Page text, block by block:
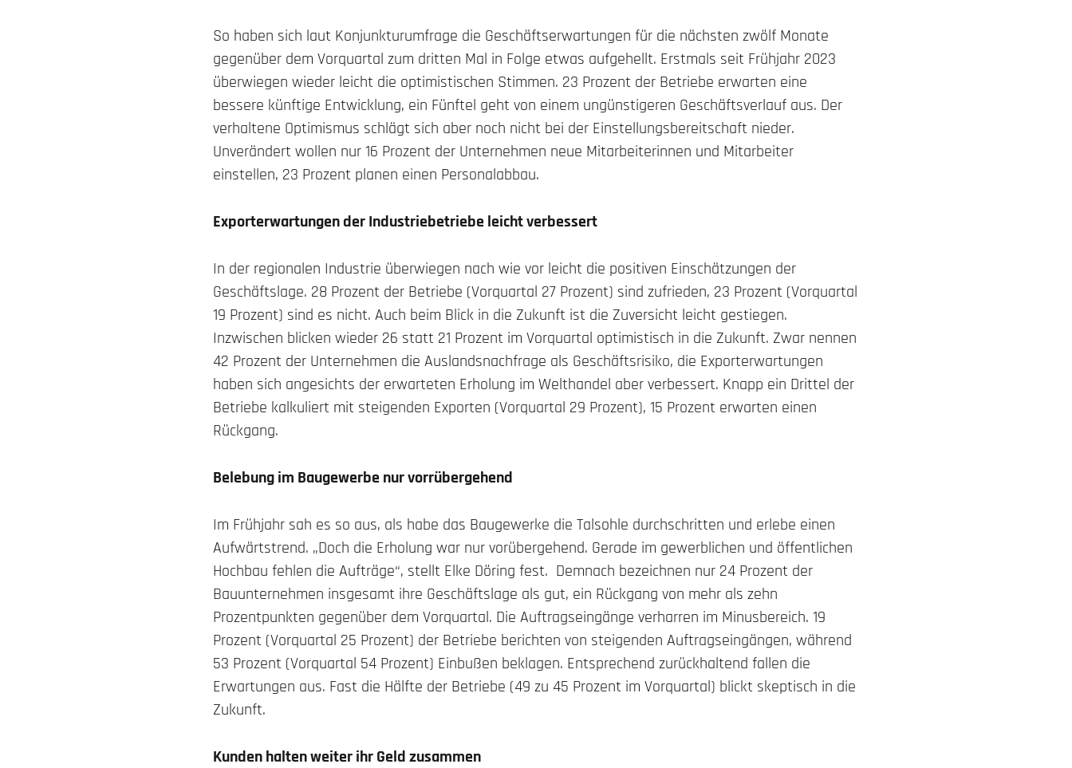
So haben sich laut Konjunkturumfrage die Geschäftserwartungen für die nächsten zwölf Monate
gegenüber dem Vorquartal zum dritten Mal in Folge etwas aufgehellt. Erstmals seit Frühjahr 2023
überwiegen wieder leicht die optimistischen Stimmen. 23 Prozent der Betriebe erwarten eine
bessere künftige Entwicklung, ein Fünftel geht von einem ungünstigeren Geschäftsverlauf aus. Der
verhaltene Optimismus schlägt sich aber noch nicht bei der Einstellungsbereitschaft nieder.
Unverändert wollen nur 16 Prozent der Unternehmen neue Mitarbeiterinnen und Mitarbeiter
einstellen, 23 Prozent planen einen Personalabbau.
Exporterwartungen der Industriebetriebe leicht verbessert
In der regionalen Industrie überwiegen nach wie vor leicht die positiven Einschätzungen der
Geschäftslage. 28 Prozent der Betriebe (Vorquartal 27 Prozent) sind zufrieden, 23 Prozent (Vorquartal
19 Prozent) sind es nicht. Auch beim Blick in die Zukunft ist die Zuversicht leicht gestiegen.
Inzwischen blicken wieder 26 statt 21 Prozent im Vorquartal optimistisch in die Zukunft. Zwar nennen
42 Prozent der Unternehmen die Auslandsnachfrage als Geschäftsrisiko, die Exporterwartungen
haben sich angesichts der erwarteten Erholung im Welthandel aber verbessert. Knapp ein Drittel der
Betriebe kalkuliert mit steigenden Exporten (Vorquartal 29 Prozent), 15 Prozent erwarten einen
Rückgang.
Belebung im Baugewerbe nur vorrübergehend
Im Frühjahr sah es so aus, als habe das Baugewerke die Talsohle durchschritten und erlebe einen
Aufwärtstrend. „Doch die Erholung war nur vorübergehend. Gerade im gewerblichen und öffentlichen
Hochbau fehlen die Aufträge“, stellt Elke Döring fest. Demnach bezeichnen nur 24 Prozent der
Bauunternehmen insgesamt ihre Geschäftslage als gut, ein Rückgang von mehr als zehn
Prozentpunkten gegenüber dem Vorquartal. Die Auftragseingänge verharren im Minusbereich. 19
Prozent (Vorquartal 25 Prozent) der Betriebe berichten von steigenden Auftragseingängen, während
53 Prozent (Vorquartal 54 Prozent) Einbußen beklagen. Entsprechend zurückhaltend fallen die
Erwartungen aus. Fast die Hälfte der Betriebe (49 zu 45 Prozent im Vorquartal) blickt skeptisch in die
Zukunft.
Kunden halten weiter ihr Geld zusammen